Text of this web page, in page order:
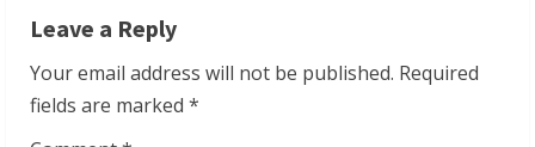
n
u
e
Leave a Reply
Your email address will not be published. Required
fields are marked *